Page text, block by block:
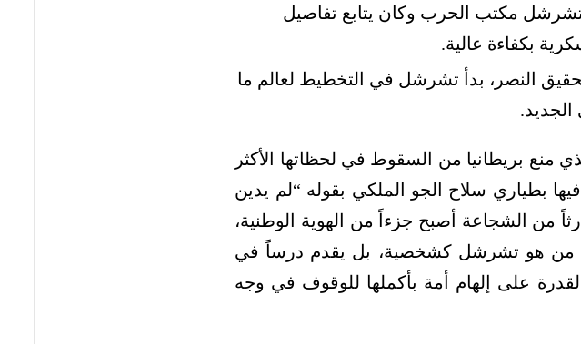
مكتب الحرب وكان يتابع تفاصيل
بكفاءة عالية.
النصر، بدأ تشرشل في التخطيط لعالم ما
منع بريطانيا من السقوط في لحظاتها الأكثر
بطياري سلاح الجو الملكي بقوله “لم يدين
من الشجاعة أصبح جزءاً من الهوية الوطنية،
من هو تشرشل كشخصية، بل يقدم درساً في
على إلهام أمة بأكملها للوقوف في وجه